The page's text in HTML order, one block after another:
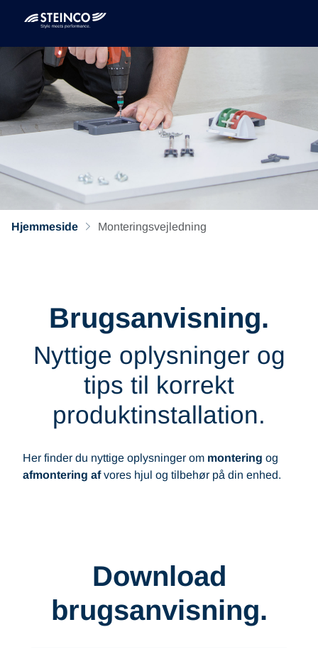
Hjemmeside Monteringsvejledning
Brugsanvisning.
Nyttige oplysninger og
tips til korrekt
produktinstallation.
Her finder du nyttige oplysninger om montering og
afmontering afvores hjul og tilbehør på din enhed.
Download
brugsanvisning.